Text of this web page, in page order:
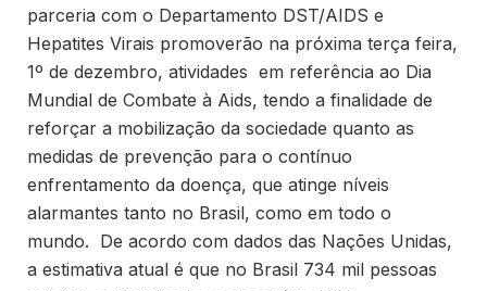
parceria com o Departamento DST/AIDS e
Hepatites Virais promoverão na próxima terça feira,
1º de dezembro, atividades em referência ao Dia
Mundial de Combate à Aids, tendo a finalidade de
reforçar a mobilização da sociedade quanto as
medidas de prevenção para o contínuo
enfrentamento da doença, que atinge níveis
alarmantes tanto no Brasil, como em todo o
mundo. De acordo com dados das Nações Unidas,
a estimativa atual é que no Brasil 734 mil pessoas